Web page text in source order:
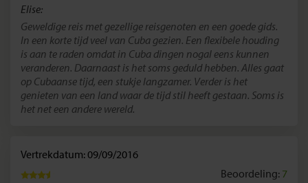
Elise:
Geweldige reis met gezellige reisgenoten en een goede gids.
In een korte tijd veel van Cuba gezien. Een flexibele houding
is aan te raden omdat in Cuba dingen nogal eens kunnen
veranderen. Daarnaast is het soms geduld hebben. Alles gaat
op Cubaanse tijd, een stukje langzamer. Verder is het
genieten van een land waar de tijd stil heeft gestaan. Soms is
het net een andere wereld.
Vertrekdatum: 09/09/2016
Beoordeling: 7